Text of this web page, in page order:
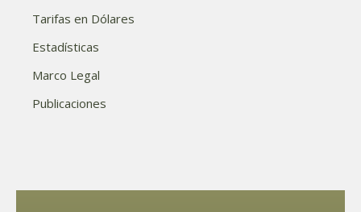
Tarifas en Dólares
Estadísticas
Marco Legal
Publicaciones